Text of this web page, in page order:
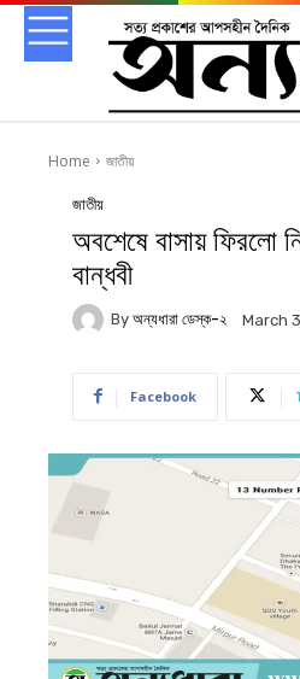
Home জাতীয়
জাতীয়
অবশেষে বাসায় ফিরলো
বান্ধবী
By অন্যধারা ডেস্ক-২ March
Facebook